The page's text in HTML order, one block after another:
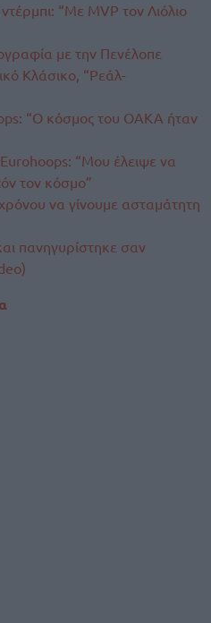
“Με MVP τον Λιόλιο
με την Πενέλοπε
Κλάσικο, “Ρεάλ-
“Ο κόσμος του ΟΑΚΑ ήταν
“Μου έλειψε να
τον κόσμο”
να γίνουμε ασταμάτητη
πανηγυρίστηκε σαν